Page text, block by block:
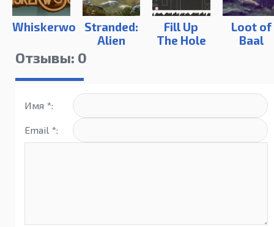
WhiskerwoodStranded:
Alien
Fill Up
The Hole
Loot of
Baal
Отзывы: 0
Имя *:
Email *: